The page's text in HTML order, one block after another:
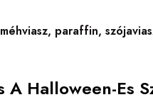
méhviasz, paraffin,
A Halloween-Es